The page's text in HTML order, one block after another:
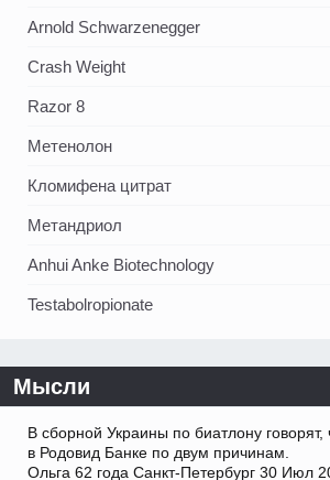
Arnold Schwarzenegger
Crash Weight
Razor 8
Метенолон
Кломифена цитрат
Метандриол
Anhui Anke Biotechnology
Testabolropionate
Мысли
В сборной Украины по биатлону говорят,
в Родовид Банке по двум причинам.
Ольга 62 года Санкт-Петербург 30 Июл